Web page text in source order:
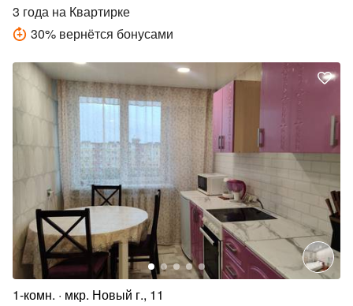
3 года на Квартирке
30% вернётся бонусами
1-комн.
мкр. Новый г., 11